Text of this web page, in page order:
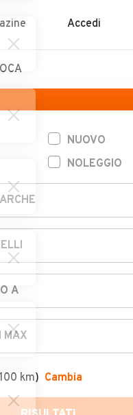
Accedi
NUOVO
NOLEGGIO
km) Cambia